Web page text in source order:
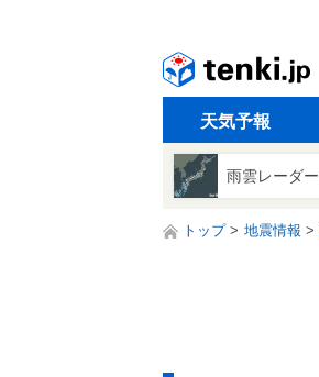
天気予報
雨雲レーダー
トップ 地震情報